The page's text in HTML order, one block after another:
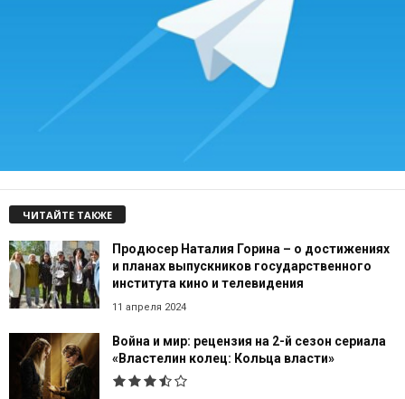
ЧИТАЙТЕ ТАКЖЕ
Продюсер Наталия Горина – о достижениях
и планах выпускников государственного
института кино и телевидения
11 апреля 2024
Война и мир: рецензия на 2-й сезон сериала
«Властелин колец: Кольца власти»